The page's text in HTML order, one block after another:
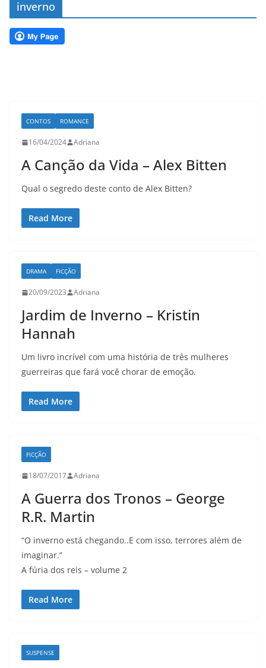
inverno
CONTOS ROMANCE
16/04/2024 Adriana
A Canção da Vida – Alex Bitten
Qual o segredo deste conto de Alex Bitten?
Read More
DRAMA FICÇÃO
20/09/2023 Adriana
Jardim de Inverno – Kristin
Hannah
Um livro incrível com uma história de três mulheres
guerreiras que fará você chorar de emoção.
Read More
FICÇÃO
18/07/2017 Adriana
A Guerra dos Tronos – George
R.R. Martin
“O inverno está chegando..E com isso, terrores além de
imaginar.”
A fúria dos reis – volume 2
Read More
SUSPENSE